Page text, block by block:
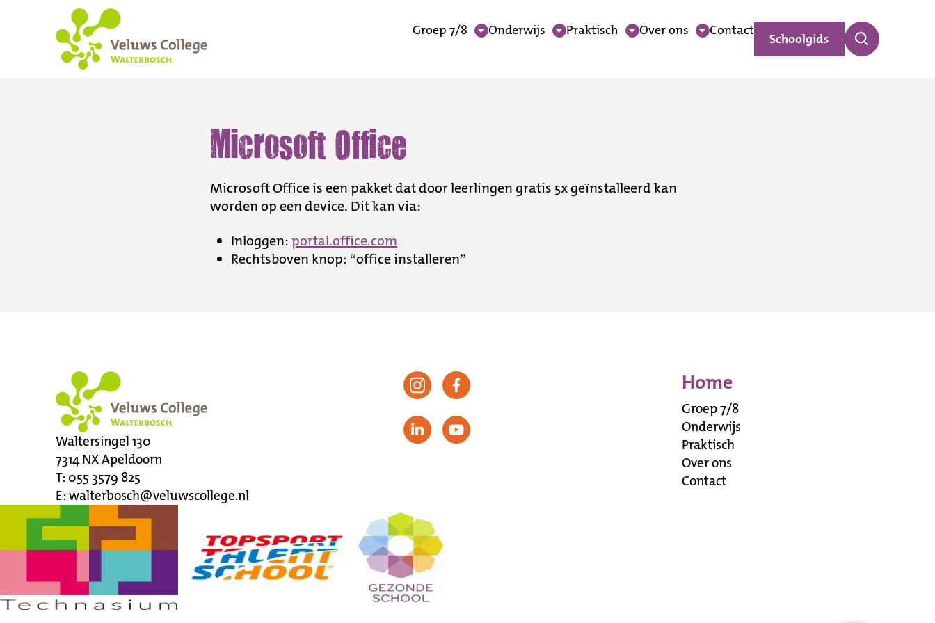
Groep 7/8 Onderwijs Praktisch Over ons Contact
Schoolgids
Microsoft officeMicrosoft Office
Microsoft Office is een pakket dat door leerlingen gratis 5x geïnstalleerd kan
worden op een device. Dit kan via:
Inloggen:portal.office.com
Rechtsboven knop: “office installeren”
Waltersingel 130
7314 NXApeldoorn
T: 055 3579 825
E: walterbosch@veluwscollege.nl
Home
Groep 7/8
Onderwijs
Praktisch
Over ons
Contact